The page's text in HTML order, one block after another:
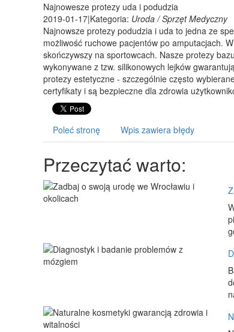
Najnowesze protezy uda i podudzia
2019-01-17|Kategoria: Uroda / Sprzęt Medyczny
Najnowsze protezy podudzia i uda to jedna ze
możliwość ruchowe pacjentów po amputacjach.
skończywszy na sportowcach. Nasze protezy
wykonywane z tzw. silikonowych lejków
protezy estetyczne - szczególnie często
certyfikaty i są bezpieczne dla zdrowia
Poleć stronę Wpis zawiera błędy
Przeczytać warto: